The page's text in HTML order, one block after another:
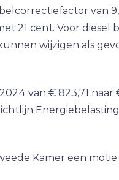
van
21 cent. Voor diesel
wijzigen als
van € 823,71 naar
Kamer een